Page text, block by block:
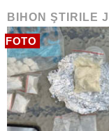
BIHON ŞTIRILE
FOTO